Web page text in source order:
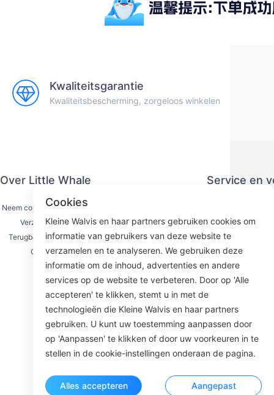
Kwaliteitsgarantie
Kwaliteitsbescherming, zorgeloos winkelen
Over Little Whale
Neem contact met ons op
Verzendproces
Terugbetalingsproces
Over ons
Service en
ROOM
Cookies
Kleine Walvis en haar partners gebruiken cookies om
informatie van gebruikers van deze website te
verzamelen en te analyseren. We gebruiken deze
informatie om de inhoud, advertenties en andere
services op de website te verbeteren. Door op 'Alle
accepteren' te klikken, stemt u in met de
technologieën die Kleine Walvis en haar partners
gebruiken. U kunt uw toestemming aanpassen door
op 'Aanpassen' te klikken of door uw voorkeuren in te
stellen in de cookie-instellingen onderaan de pagina.
Alles accepteren Aangepast